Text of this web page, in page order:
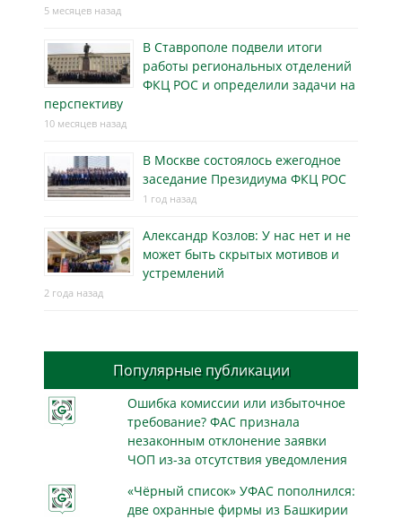
5 месяцев назад
В Ставрополе подвели итоги
работы региональных отделений
ФКЦ РОС и определили задачи на
перспективу
10 месяцев назад
В Москве состоялось ежегодное
заседание Президиума ФКЦ РОС
1 год назад
Александр Козлов: У нас нет и не
может быть скрытых мотивов и
устремлений
2 года назад
Популярные публикации
Ошибка комиссии или избыточное
требование? ФАС признала
незаконным отклонение заявки
ЧОП из-за отсутствия уведомления
«Чёрный список» УФАС пополнился:
две охранные фирмы из Башкирии